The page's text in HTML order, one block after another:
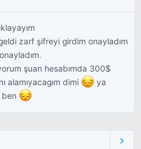
zarf şifreyi girdim onayladım
şuan hesabımda 300$
alamıyacagım dimi
ya
ben